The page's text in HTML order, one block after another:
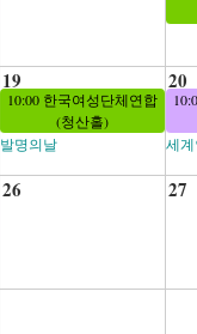
19
10:00 한국여성단체연합
(청산홀)
발명의날
20
세
26 27